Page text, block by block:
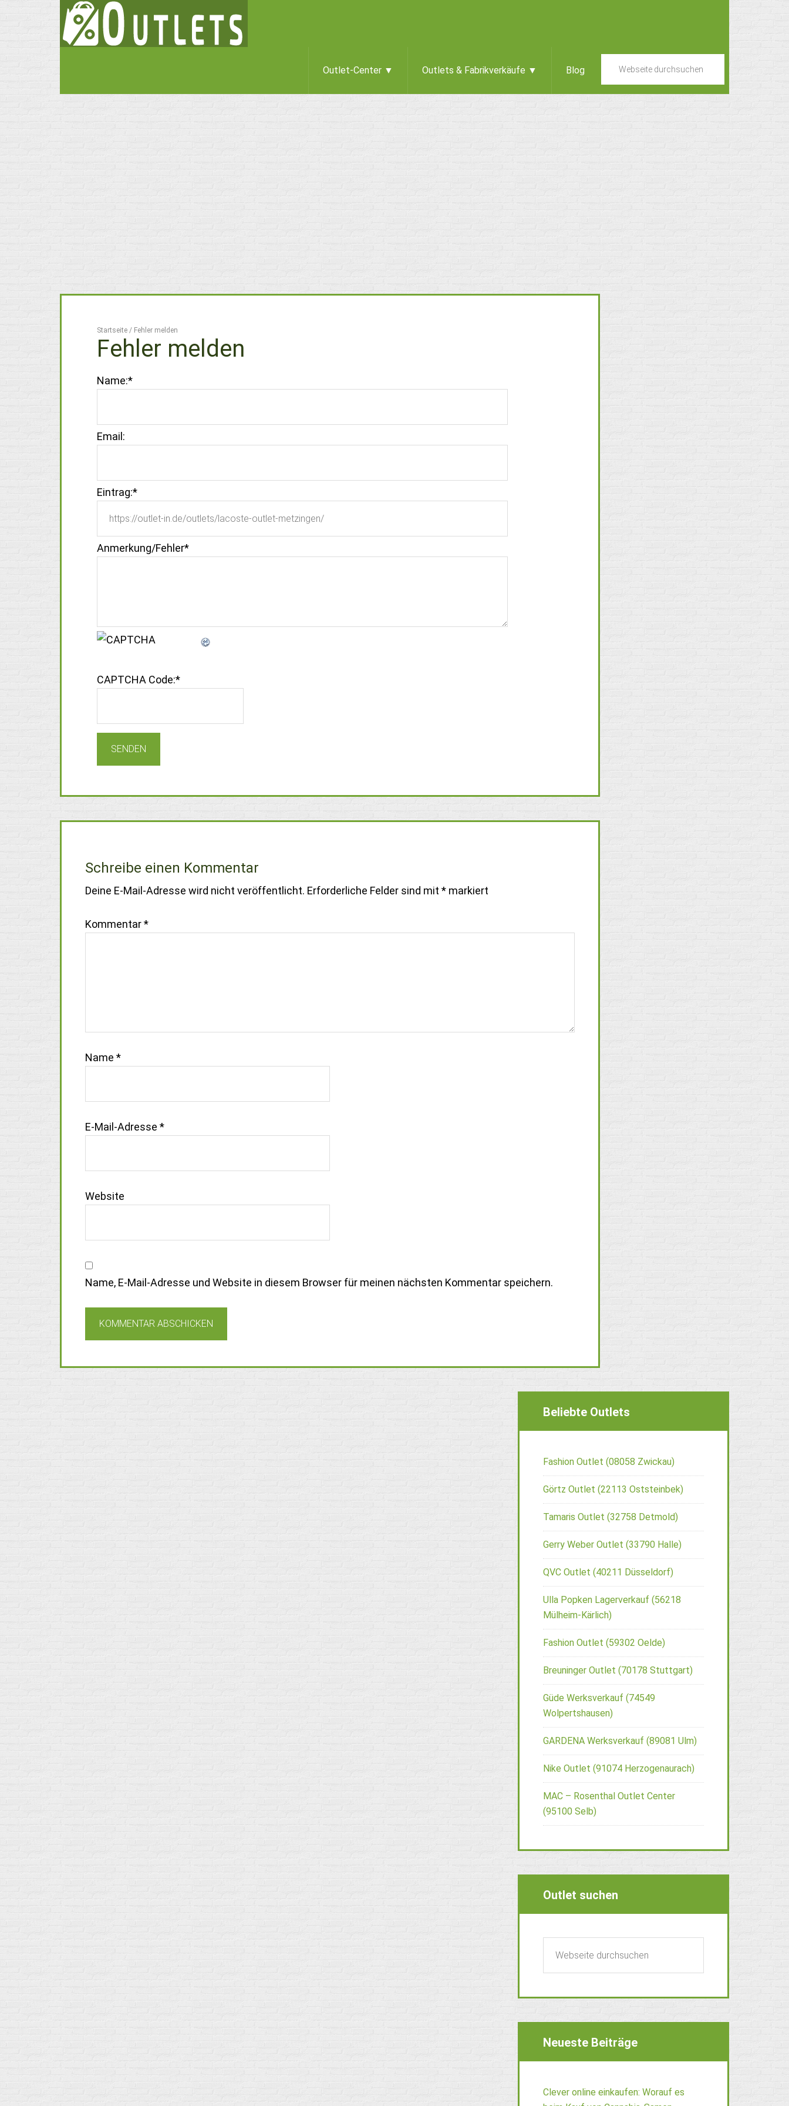
Outlet-Center ▼ Outlets & Fabrikverkäufe ▼ Blog
Startseite / Fehler melden
Fehler melden
Name:*
Email:
Eintrag:*
Anmerkung/Fehler*
CAPTCHA Code:*
Schreibe einen Kommentar
Deine E-Mail-Adresse wird nicht veröffentlicht. Erforderliche Felder sind mit * markiert
Kommentar*
Name *
E-Mail-Adresse *
Website
Name, E-Mail-Adresse und Website in diesem Browser für meinen nächsten Kommentar speichern.
Beliebte Outlets
Fashion Outlet (08058 Zwickau)
Görtz Outlet (22113 Oststeinbek)
Tamaris Outlet (32758 Detmold)
Gerry Weber Outlet (33790 Halle)
QVC Outlet (40211 Düsseldorf)
Ulla Popken Lagerverkauf (56218
Mülheim-Kärlich)
Fashion Outlet (59302 Oelde)
Breuninger Outlet (70178 Stuttgart)
Güde Werksverkauf (74549
Wolpertshausen)
GARDENA Werksverkauf (89081 Ulm)
Nike Outlet (91074 Herzogenaurach)
MAC – Rosenthal Outlet Center
(95100 Selb)
Outlet suchen
Neueste Beiträge
Clever online einkaufen: Worauf es